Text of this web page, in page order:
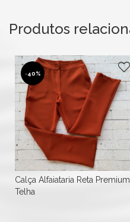
Produtos
-40%
Calça Alfaiataria Reta Premium
Telha